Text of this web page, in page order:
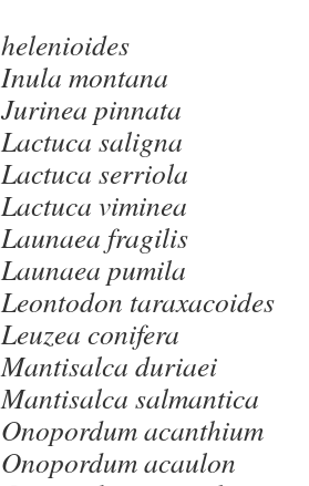
helenioides
Inula montana
Jurinea pinnata
Lactuca saligna
Lactuca serriola
Lactuca viminea
Launaea fragilis
Launaea pumila
Leontodon taraxacoides
Leuzea conifera
Mantisalca duriaei
Mantisalca salmantica
Onopordum acanthium
Onopordum acaulon